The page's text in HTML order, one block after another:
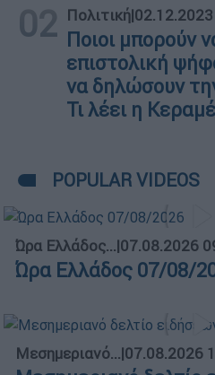
02 Πολιτική|
Ποιοι μπορούν
επιστολική
να δηλώσουν
Τι λέει η
POPULAR VIDEOS
Ώρα Ελλάδος...|07.08.2026
Ώρα Ελλάδος 07/08/
Μεσημεριανό...|07.08.2026